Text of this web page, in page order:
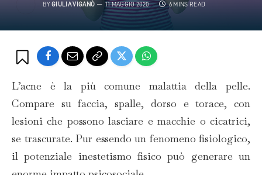
BY GIULIA VIGANÒ 11 MAGGIO 2020 6 MINS READ
L’acne è la più comune malattia della pelle.
Compare su faccia, spalle, dorso e torace, con
lesioni che possono lasciare e macchie o cicatrici,
se trascurate. Pur essendo un fenomeno fisiologico,
il potenziale inestetismo fisico può generare un